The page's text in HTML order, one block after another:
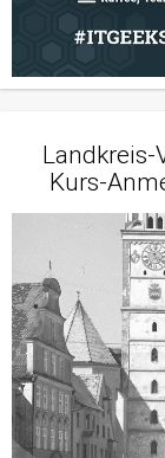
Landkreis-
Kurs-